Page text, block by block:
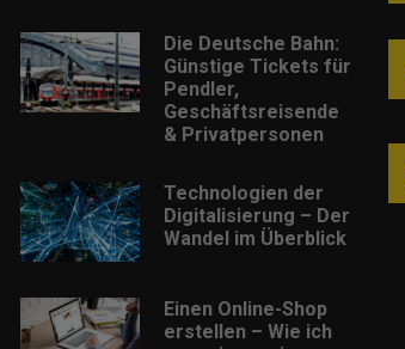
Die Deutsche Bahn:
Günstige Tickets für
Pendler,
Geschäftsreisende
& Privatpersonen
Technologien der
Digitalisierung – Der
Wandel im Überblick
Einen Online-Shop
erstellen – Wie ich